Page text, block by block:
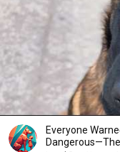
Everyone